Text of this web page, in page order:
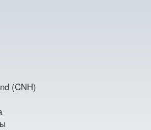
(CNH)